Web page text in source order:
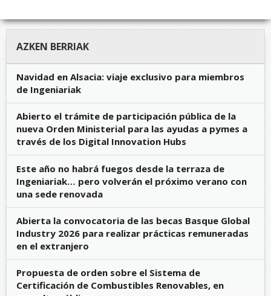
AZKEN BERRIAK
Navidad en Alsacia: viaje exclusivo para miembros
de Ingeniariak
Abierto el trámite de participación pública de la
nueva Orden Ministerial para las ayudas a pymes a
través de los Digital Innovation Hubs
Este año no habrá fuegos desde la terraza de
Ingeniariak… pero volverán el próximo verano con
una sede renovada
Abierta la convocatoria de las becas Basque Global
Industry 2026 para realizar prácticas remuneradas
en el extranjero
Propuesta de orden sobre el Sistema de
Certificación de Combustibles Renovables, en